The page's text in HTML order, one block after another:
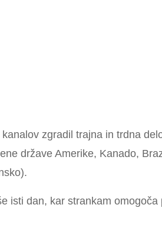
zgradil trajna in trdna
države Amerike, Kanado,
isti dan, kar strankam omogoča